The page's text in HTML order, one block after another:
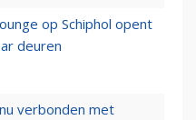
op Schiphol opent
deuren
verbonden met